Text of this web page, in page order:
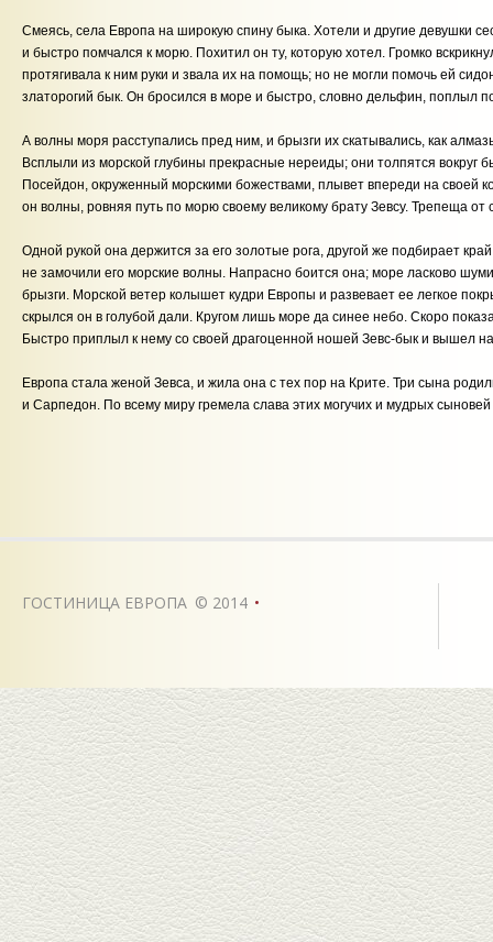
Смеясь, села Европа на широкую спину быка. Хотели и другие девушки
и быстро помчался к морю. Похитил он ту, которую хотел. Громко
протягивала к ним руки и звала их на помощь; но не могли помочь ей
златорогий бык. Он бросился в море и быстро, словно дельфин, поплыл
А волны моря расступались пред ним, и брызги их скатывались, как
Всплыли из морской глубины прекрасные нереиды; они толпятся вокруг
Посейдон, окруженный морскими божествами, плывет впереди на своей
он волны, ровняя путь по морю своему великому брату Зевсу. Трепеща от
Одной рукой она держится за его золотые рога, другой же подбирает
не замочили его морские волны. Напрасно боится она; море ласково
брызги. Морской ветер колышет кудри Европы и развевает ее легкое
скрылся он в голубой дали. Кругом лишь море да синее небо. Скоро
Быстро приплыл к нему со своей драгоценной ношей Зевс-бык и вышел на
Европа стала женой Зевса, и жила она с тех пор на Крите. Три сына
и Сарпедон. По всему миру гремела слава этих могучих и мудрых
ГОСТИНИЦА ЕВРОПА © 2014 •